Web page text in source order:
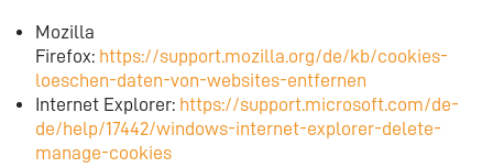
Mozilla
Firefox: https://support.mozilla.org/de/kb/cookies-
loeschen-daten-von-websites-entfernen
Internet Explorer: https://support.microsoft.com/de-
de/help/17442/windows-internet-explorer-delete-
manage-cookies